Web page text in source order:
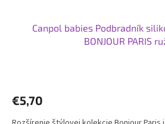
Canpol babies Podbradník
BONJOUR PARIS
€5,70